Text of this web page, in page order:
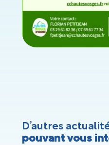
D’autres
pouvant vous